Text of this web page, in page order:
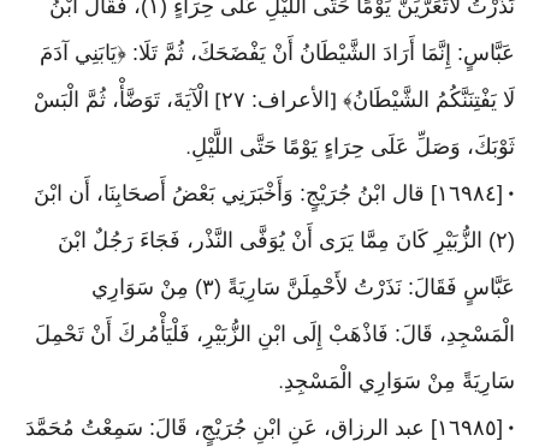
نَذَرْتُ لأَتَعَرَّيَنَّ يَوْمًا حَتَّى اللَّيْلِ عَلَى حِرَاءٍ (١)، فَقَالَ ابْنُ
عَبَّاسٍ: إِنَّمَا أَرَادَ الشَّيْطَانُ أَنْ يَفْضَحَكَ، ثُمَّ تَلَا: ﴿يَابَنِي آدَمَ
لَا يَفْتِنَنَّكُمُ الشَّيْطَانُ﴾ [ الأعراف: ٢٧ ]
الْآيَةَ، تَوَضَّأْ، ثُمَّ الْبَسْ
ثَوْبَكَ، وَصَلِّ عَلَى حِرَاءٍ يَوْمًا حَتَّى اللَّيْلِ.
•
[١٦٩٨٤] قال ابْنُ جُرَيْجٍ: وَأَخْبَرَنِي بَعْضُ أَصحَابِنَا، أَن ابْنَ
(٢) الزُّبَيْرِ كَانَ مِمَّا يَرَى أَنْ يُوَفَّى النَّذْر، فَجَاءَ رَجُلٌ ابْنَ
عَبَّاسٍ فَقَالَ: نَذَرْتُ لأَحْمِلَنَّ سَارِيَةً (٣) مِنْ سَوَارِي
الْمَسْجِدِ، قَالَ: فَاذْهَبْ إِلَى ابْنِ الزُّبَيْرِ، فَلْيَأْمُركَ أَنْ تَحْمِلَ
سَارِيَةً مِنْ سَوَارِي الْمَسْجِدِ.
•
[١٦٩٨٥] عبد الرزاق، عَنِ ابْنِ جُرَيْجٍ، قَالَ: سَمِعْتُ مُحَمَّدَ